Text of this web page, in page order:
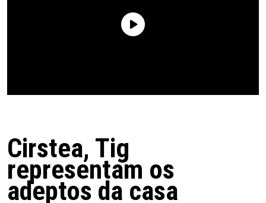
Cirstea, Tig
representam os
adeptos da casa